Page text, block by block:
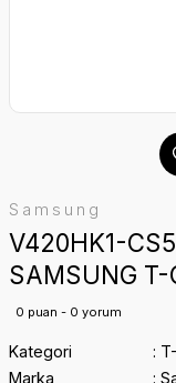
Samsung
V420HK1-
SAMSUNG T-
0 puan - 0 yorum
Kategori
Marka